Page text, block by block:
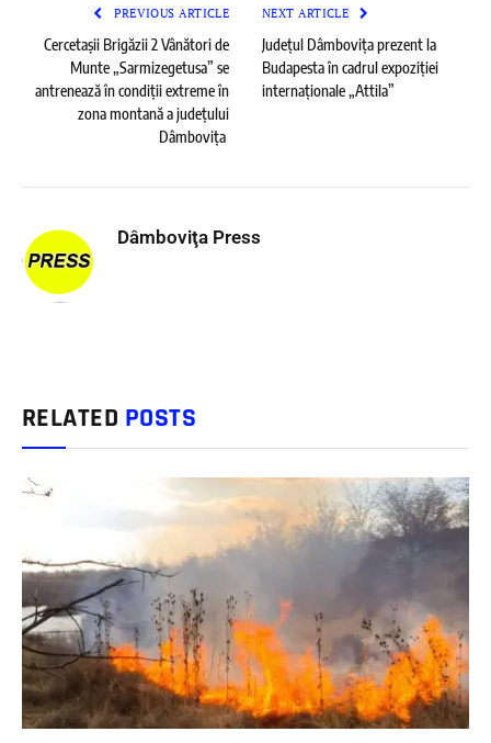
PREVIOUS ARTICLE
Cercetașii Brigăzii 2 Vânători de
Munte „Sarmizegetusa” se
antrenează în condiții extreme în
zona montană a județului
Dâmbovița
NEXT ARTICLE
Județul Dâmbovița prezent la
Budapesta în cadrul expoziției
internaționale „Attila”
Dâmboviţa Press
RELATED POSTS